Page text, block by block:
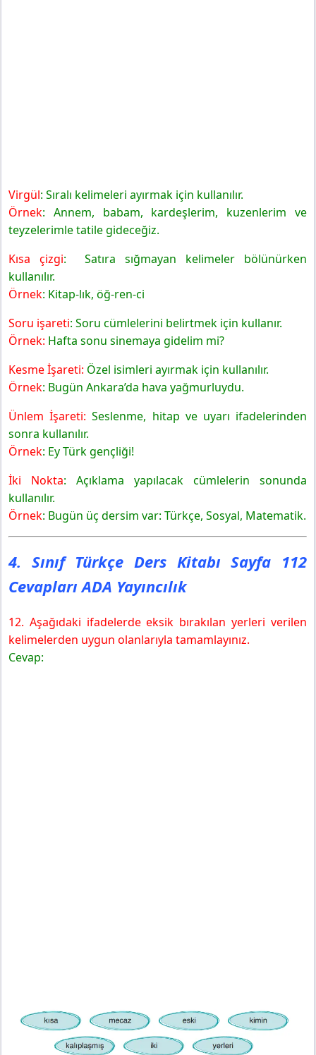
Virgül: Sıralı kelimeleri ayırmak için kullanılır.
Örnek: Annem, babam, kardeşlerim, kuzenlerim ve
teyzelerimle tatile gideceğiz.
Kısa çizgi: Satıra sığmayan kelimeler bölünürken
kullanılır.
Örnek: Kitap-lık, öğ-ren-ci
Soru işareti: Soru cümlelerini belirtmek için kullanır.
Örnek: Hafta sonu sinemaya gidelim mi?
Kesme İşareti: Özel isimleri ayırmak için kullanılır.
Örnek: Bugün Ankara’da hava yağmurluydu.
Ünlem İşareti: Seslenme, hitap ve uyarı ifadelerinden
sonra kullanılır.
Örnek: Ey Türk gençliği!
İki Nokta: Açıklama yapılacak cümlelerin sonunda
kullanılır.
Örnek: Bugün üç dersim var: Türkçe, Sosyal, Matematik.
4. Sınıf Türkçe Ders Kitabı Sayfa 112
Cevapları ADA Yayıncılık
12. Aşağıdaki ifadelerde eksik bırakılan yerleri verilen
kelimelerden uygun olanlarıyla tamamlayınız.
Cevap: